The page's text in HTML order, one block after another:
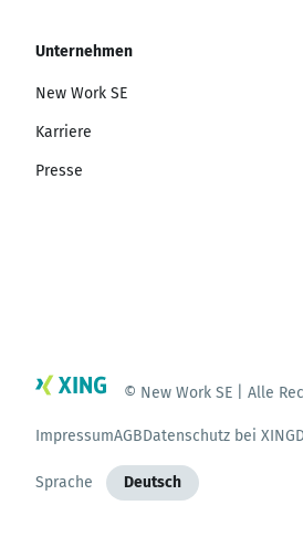
Unternehmen
New Work SE
Karriere
Presse
© New Work SE | Alle
ImpressumAGBDatenschutz bei XING
Sprache Deutsch